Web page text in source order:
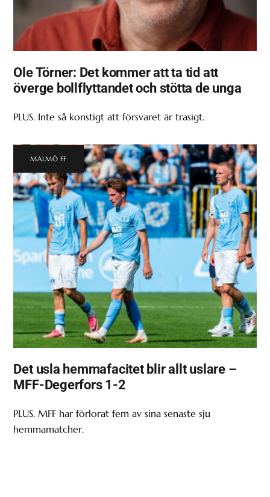
Ole Törner: Det kommer att ta tid att
överge bollflyttandet och stötta de unga
PLUS. Inte så konstigt att försvaret är trasigt.
MALMÖ FF
Det usla hemmafacitet blir allt uslare –
MFF-Degerfors 1-2
PLUS. MFF har förlorat fem av sina senaste sju
hemmamatcher.